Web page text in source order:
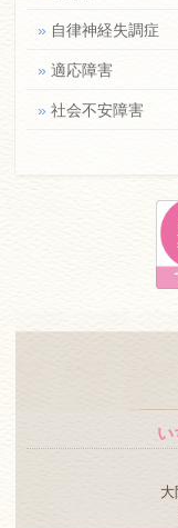
» 自律神経失調症
» 適応障害
» 社会不安障害
い